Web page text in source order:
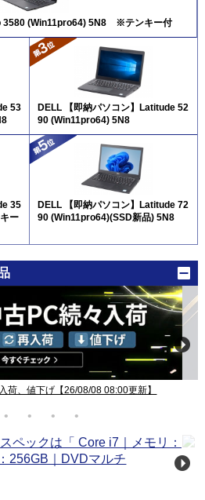
3580 (Win11pro64) 5N8 ※テンキー付
53
DELL 【即納パソコン】Latitude 52
90 (Win11pro64) 5N8
35
ー
DELL 【即納パソコン】Latitude 72
90 (Win11pro64)(SSD新品) 5N8
荷、値下げ【26/08/08 08:00更新】